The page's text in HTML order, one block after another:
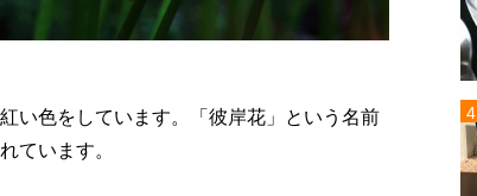
い色をしています。「彼岸花」という名前
ています。